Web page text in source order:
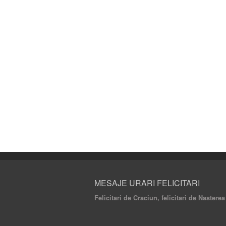
MESAJE URARI FELICITARI
Felicitari de Craciun, felicitari de